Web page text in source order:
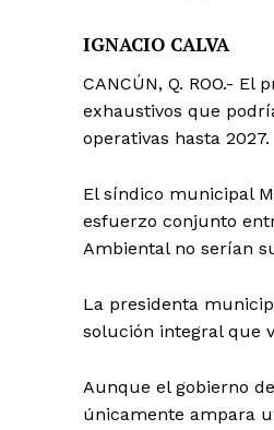
IGNACIO CALVA
CANCÚN, Q. ROO.-
exhaustivos que
operativas hasta 2027.
El síndico municipal
esfuerzo conjunto
Ambiental no serían
La presidenta
solución integral que
Aunque el gobierno
únicamente ampara